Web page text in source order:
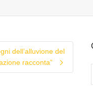
dell’alluvione del
racconta”